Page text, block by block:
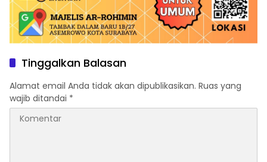
Tinggalkan Balasan
Alamat email Anda tidak akan dipublikasikan. Ruas yang
wajib ditandai *